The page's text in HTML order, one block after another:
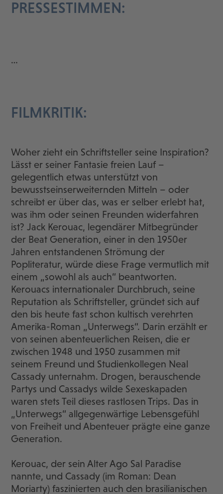
PRESSESTIMMEN:
…
FILMKRITIK:
Woher zieht ein Schriftsteller seine Inspiration?
Lässt er seiner Fantasie freien Lauf –
gelegentlich etwas unterstützt von
bewusstseinserweiternden Mitteln – oder
schreibt er über das, was er selber erlebt hat,
was ihm oder seinen Freunden widerfahren
ist? Jack Kerouac, legendärer Mitbegründer
der Beat Generation, einer in den 1950er
Jahren entstandenen Strömung der
Popliteratur, würde diese Frage vermutlich mit
einem „sowohl als auch“ beantworten.
Kerouacs internationaler Durchbruch, seine
Reputation als Schriftsteller, gründet sich auf
den bis heute fast schon kultisch verehrten
Amerika-Roman „Unterwegs“. Darin erzählt er
von seinen abenteuerlichen Reisen, die er
zwischen 1948 und 1950 zusammen mit
seinem Freund und Studienkollegen Neal
Cassady unternahm. Drogen, berauschende
Partys und Cassadys wilde Sexeskapaden
waren stets Teil dieses rastlosen Trips. Das in
„Unterwegs“ allgegenwärtige Lebensgefühl
von Freiheit und Abenteuer prägte eine ganze
Generation.
Kerouac, der sein Alter Ago Sal Paradise
nannte, und Cassady (im Roman: Dean
Moriarty) faszinierten auch den brasilianischen